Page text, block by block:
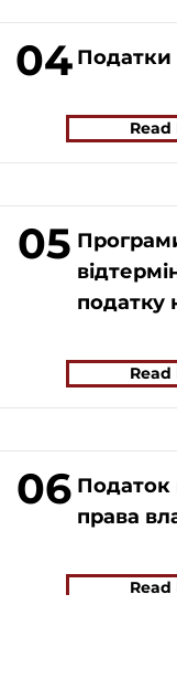
04 Податки
Read
05
податку
Read
06 Податок
права
Read